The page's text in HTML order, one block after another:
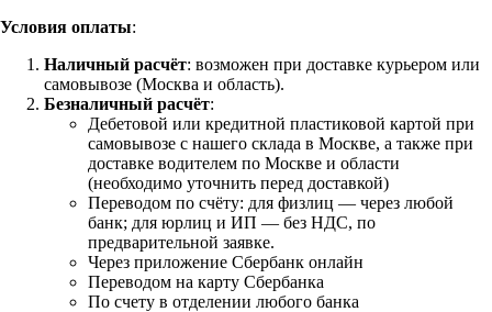
Условия оплаты:
Наличный расчёт: возможен при доставке курьером или
самовывозе (Москва и область).
Безналичный расчёт:
Дебетовой или кредитной пластиковой картой при
самовывозе с нашего склада в Москве, а также при
доставке водителем по Москве и области
(необходимо уточнить перед доставкой)
Переводом по счёту: для физлиц — через любой
банк; для юрлиц и ИП — без НДС, по
предварительной заявке.
Через приложение Сбербанк онлайн
Переводом на карту Сбербанка
По счету в отделении любого банка